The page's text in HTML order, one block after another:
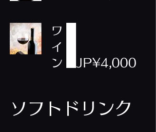
ワ
イ
ン
JP¥4,000
ソフトドリンク